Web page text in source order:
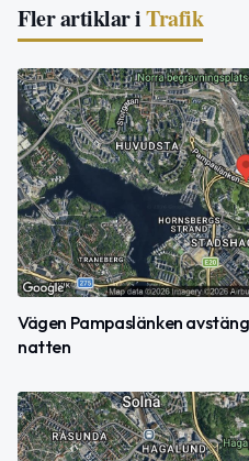
Fler artiklar iTrafik
Vägen Pampaslänken
natten